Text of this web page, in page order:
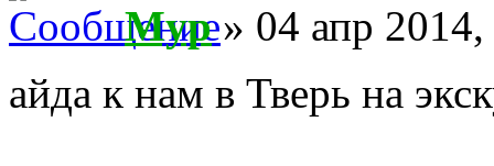
Myp» 04 апр 2014,
айда к нам в Тверь на